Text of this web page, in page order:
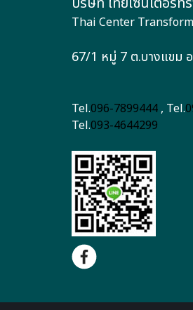
Thai Center
67/1 หมู่ 7 ต.บางแขม
Tel.096-7899444 , Tel.
Tel.093-4644299